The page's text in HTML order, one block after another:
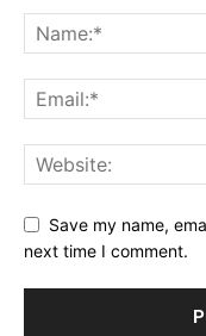
Save my name,
next time I comment.